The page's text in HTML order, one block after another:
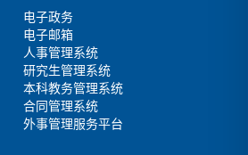
电子政务
电子邮箱
人事管理系统
研究生管理系统
本科教务管理系统
合同管理系统
外事管理服务平台